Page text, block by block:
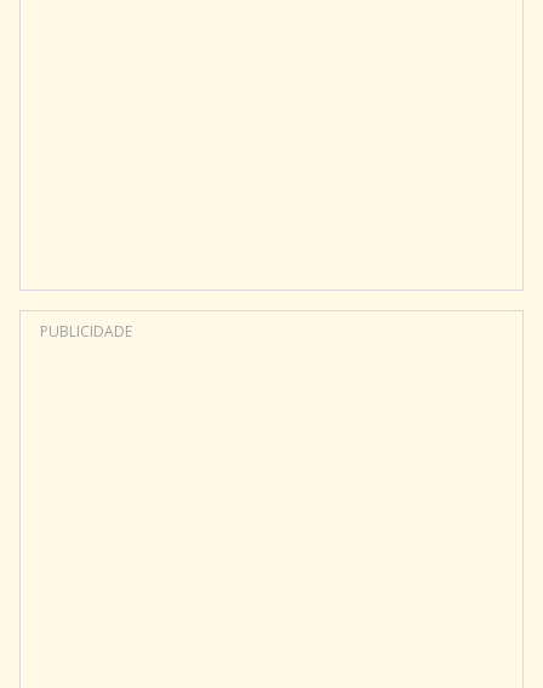
PUBLICIDADE